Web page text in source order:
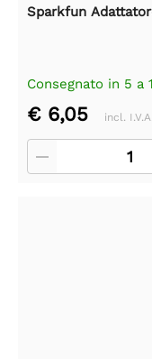
Sparkfun
Consegnato in 5 a
€ 6,05 incl. I.V.A.